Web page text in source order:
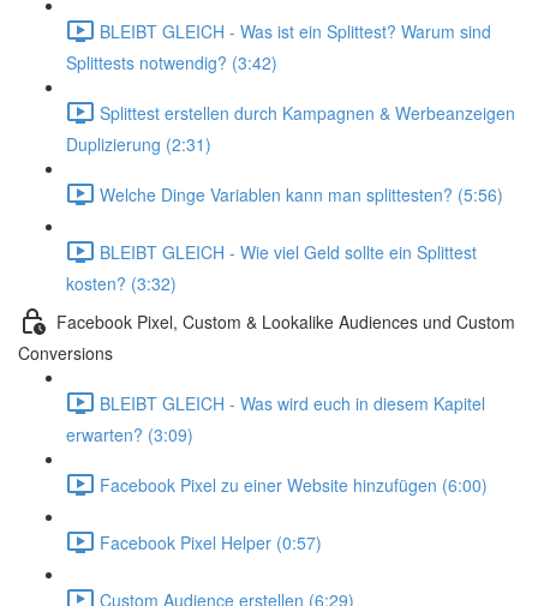
BLEIBT GLEICH - Was ist ein Splittest? Warum sind
Splittests notwendig? (3:42)
Splittest erstellen durch Kampagnen & Werbeanzeigen
Duplizierung (2:31)
Welche Dinge Variablen kann man splittesten? (5:56)
BLEIBT GLEICH - Wie viel Geld sollte ein Splittest
kosten? (3:32)
Facebook Pixel, Custom & Lookalike Audiences und Custom
Conversions
BLEIBT GLEICH - Was wird euch in diesem Kapitel
erwarten? (3:09)
Facebook Pixel zu einer Website hinzufügen (6:00)
Facebook Pixel Helper (0:57)
Custom Audience erstellen (6:29)